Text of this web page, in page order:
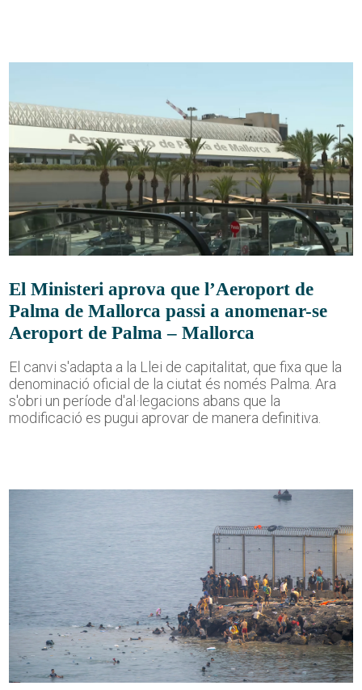
El Ministeri aprova que l’Aeroport de
Palma de Mallorca passi a anomenar-se
Aeroport de Palma – Mallorca
El canvi s'adapta a la Llei de capitalitat, que fixa que la
denominació oficial de la ciutat és només Palma. Ara
s'obri un període d'al·legacions abans que la
modificació es pugui aprovar de manera definitiva.